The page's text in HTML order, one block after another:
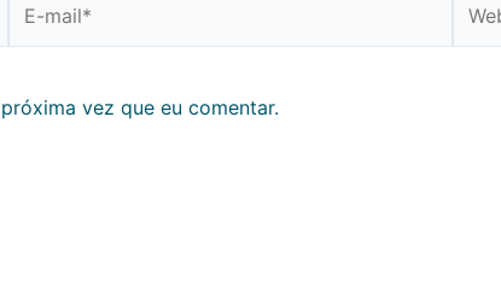
mail*
vez que eu comentar.